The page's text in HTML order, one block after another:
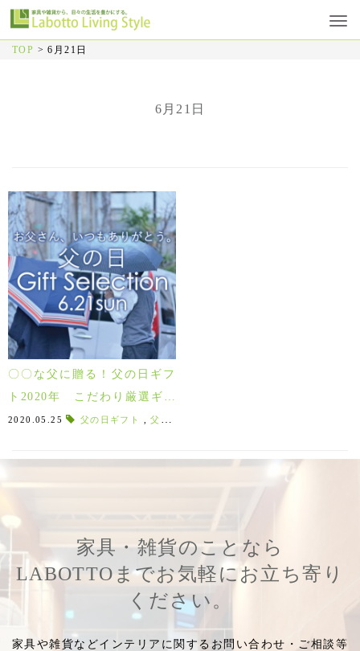
TOP >6月21日
6月21日
〇〇な父に贈る！父の日ギフ
ト2020年 こだわり厳選ギフ
ト５選！！
2020.05.25 父の日ギフト ,父の日2020年
家具・雑貨のことなら
LABOTTOまでお気軽にお立ち寄り
ください。
家具や雑貨などインテリアに関するお問い合わせ・ご相談等